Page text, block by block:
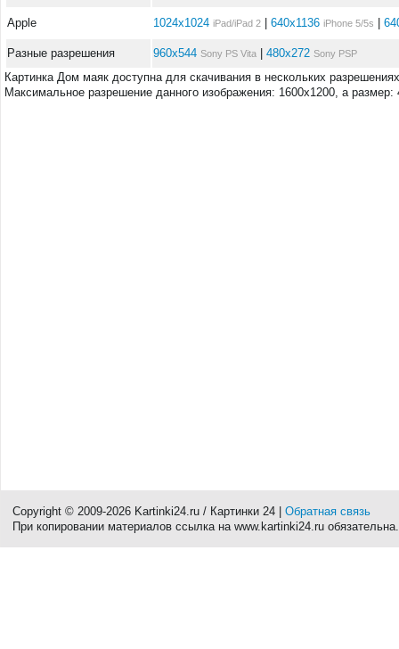
Apple 1024x1024 iPad/iPad 2 640x1136 iPhone 5/5s
Разные разрешения 960x544 Sony PS Vita 480x272 Sony PSP
Картинка Дом маяк доступна для скачивания в нескольких
Максимальное разрешение данного изображения: 1600x1200, а размер:
Copyright © 2009-2026 Kartinki24.ru / Картинки 24 | Обратная связь
При копировании материалов ссылка на www.kartinki24.ru обязательна.